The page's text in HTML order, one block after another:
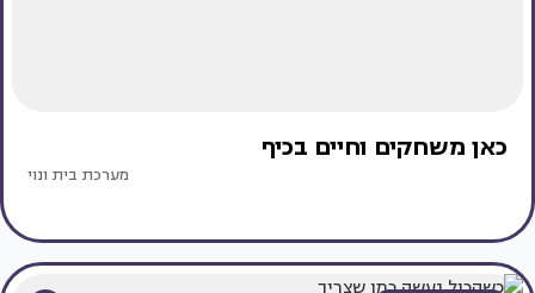
כאן משחקים וחיים בכיף
מערכת בית ונוי